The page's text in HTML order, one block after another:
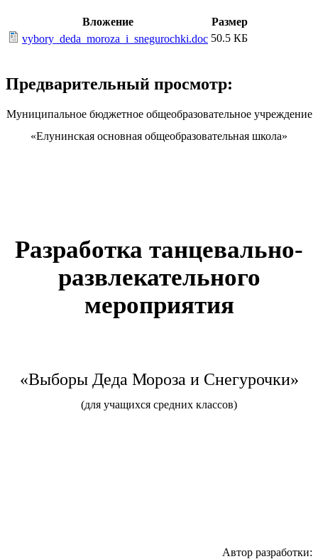
Вложение
Размер
vybory_deda_moroza_i_snegurochki.doc 50.5 КБ
Предварительный просмотр:
Муниципальное бюджетное общеобразовательное учреждение
«Елунинская основная общеобразовательная школа»
Разработка танцевально-
развлекательного
мероприятия
«Выборы Деда Мороза и Снегурочки»
(для учащихся средних классов)
Автор разработки: